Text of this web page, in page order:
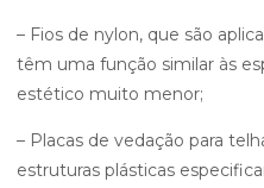
– Fios de nylon, que são
têm uma função similar às
estético muito menor;
– Placas de vedação para
estruturas plásticas